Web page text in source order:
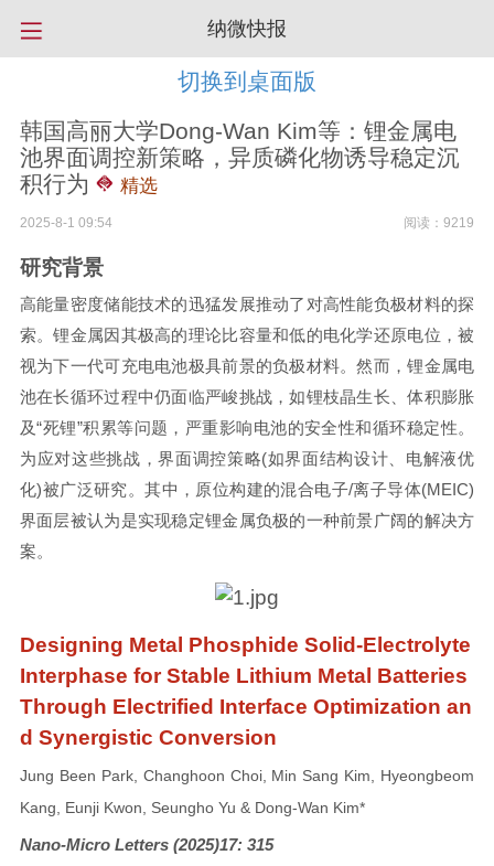
纳微快报
切换到桌面版
韩国高丽大学Dong-Wan Kim等：锂金属电
池界面调控新策略，异质磷化物诱导稳定沉
积行为
精选
2025-8-1 09:54 阅读：9219
研究背景
高能量密度储能技术的迅猛发展推动了对高性能负极材料的探
索。锂金属因其极高的理论比容量和低的电化学还原电位，被
视为下一代可充电电池极具前景的负极材料。然而，锂金属电
池在长循环过程中仍面临严峻挑战，如锂枝晶生长、体积膨胀
及“死锂”积累等问题，严重影响电池的安全性和循环稳定性。
为应对这些挑战，界面调控策略(如界面结构设计、电解液优
化)被广泛研究。其中，原位构建的混合电子/离子导体(MEIC)
界面层被认为是实现稳定锂金属负极的一种前景广阔的解决方
案。
Designing Metal Phosphide Solid-Electrolyte
Interphase for Stable Lithium Metal Batteries
Through Electrified Interface Optimization an
d Synergistic Conversion
Jung Been Park, Changhoon Choi, Min Sang Kim, Hyeongbeom
Kang, Eunji Kwon, Seungho Yu & Dong-Wan Kim*
Nano-Micro Letters (2025)17: 315